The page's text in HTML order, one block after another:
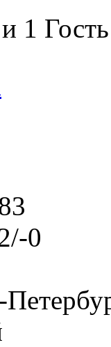
1
0